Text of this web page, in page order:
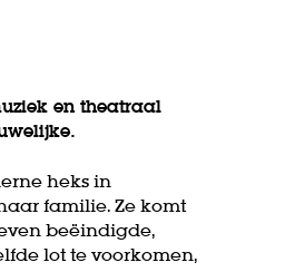
en theatraal
heks in
familie. Ze komt
beëindigde,
lot te voorkomen,